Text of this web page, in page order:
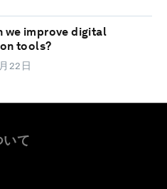
we improve digital
tools?
22日
いて